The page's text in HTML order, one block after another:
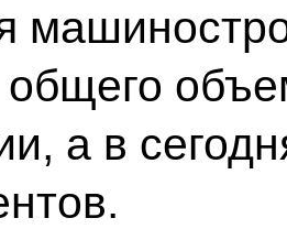
общего
а в